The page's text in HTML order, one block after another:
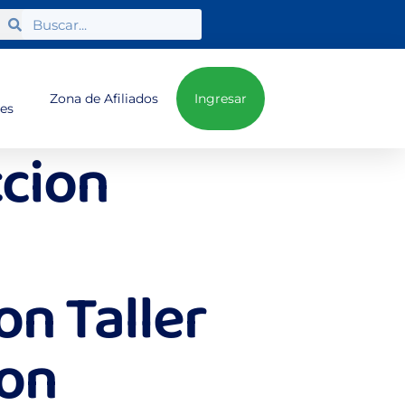
Zona de Afiliados Ingresar
Taller